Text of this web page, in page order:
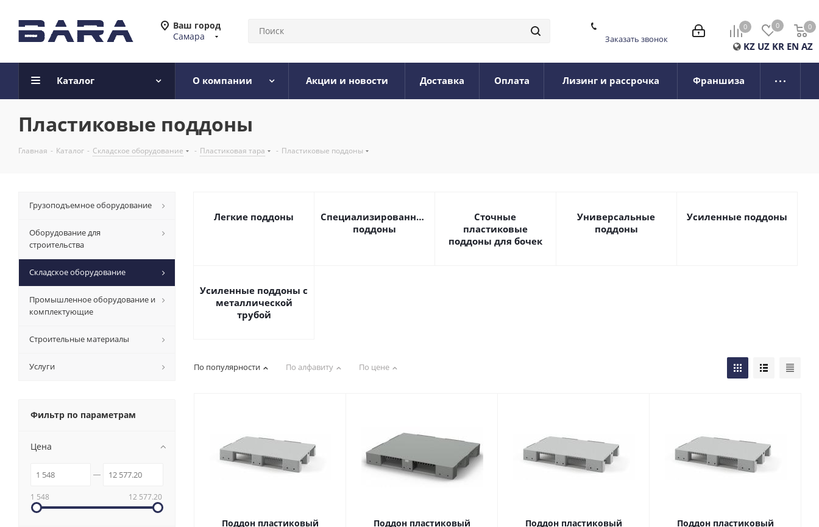
Ваш город
Самара
0 0 0
0
KZ UZ KR EN AZ
Заказать звонок
Каталог О компании Акции и новости Доставка Оплата Лизинг и рассрочка Франшиза
Пластиковые поддоны
Главная - Каталог - Складское оборудование - Пластиковая тара - Пластиковые поддоны
Легкие поддоны
Специализированные
поддоны
Сточные
пластиковые
поддоны для бочек
Универсальные
поддоны
Усиленные поддоны
Усиленные поддоны с
металлической
трубой
По популярности По алфавиту По цене
Поддон пластиковый
Поддон пластиковый
Поддон пластиковый
Поддон пластиковый
Грузоподъемное оборудование
Оборудование для
строительства
Складское оборудование
Промышленное оборудование и
комплектующие
Строительные материалы
Услуги
Фильтр по параметрам
Цена
1 548 12 577.20